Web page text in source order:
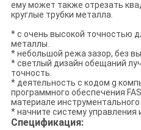
ему может также отрезать
круглые трубки металла.
* с очень высокой точностью
металлы.
* небольшой режа зазор, без
* светлый дизайн обещаний
точность.
* деятельность с кодом g
программного обеспечения
материале
* начните систему управления
Спецификация: